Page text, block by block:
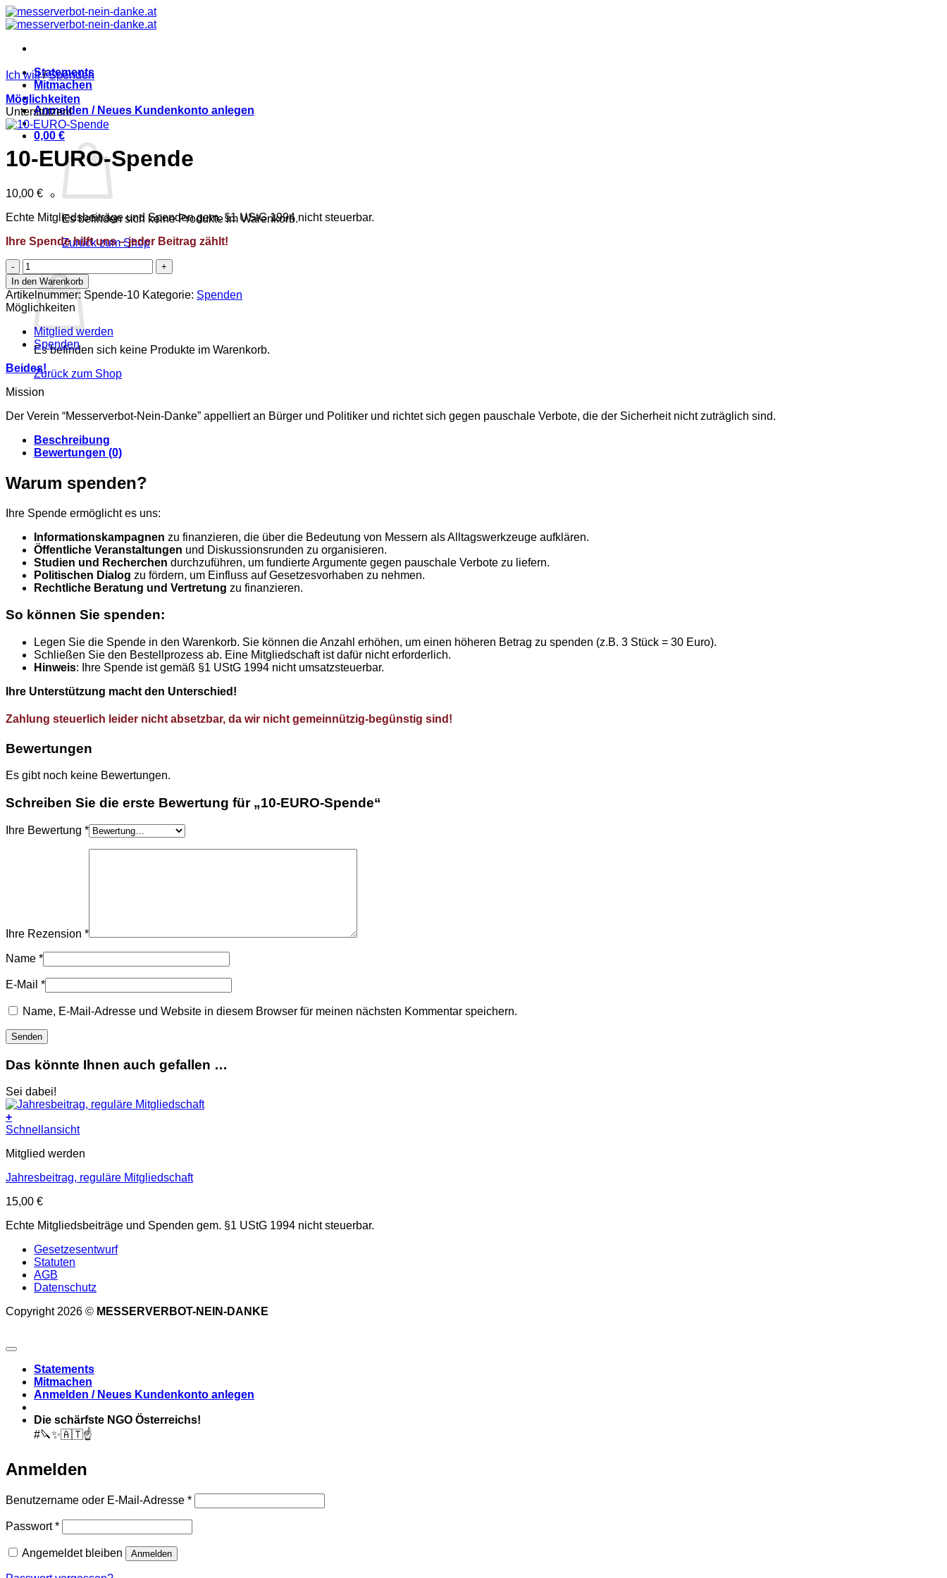
Zum
Inhalt
Statements
Mitmachen
Anmelden / Neues Kundenkonto anlegen
0,00 €
Es befinden sich keine Produkte im Warenkorb.
Zurück zum Shop
Es befinden sich keine Produkte im Warenkorb.
Zurück zum Shop
Ich will / Spenden
Möglichkeiten
Unterstützen!
10-EURO-Spende
10,00 €
Echte Mitgliedsbeiträge und Spenden gem. §1 UStG 1994 nicht steuerbar.
Ihre Spende hilft uns – jeder Beitrag zählt!
10-
EURO-
Spende
Menge
In den Warenkorb
Artikelnummer: Spende-10 Kategorie: Spenden
Möglichkeiten
Mitglied werden
Spenden
Beides!
Mission
Der Verein “Messerverbot-Nein-Danke” appelliert an Bürger und Politiker und richtet sich gegen pauschale Verbote, die der Sicherheit nicht zuträglich sind.
Beschreibung
Bewertungen (0)
Warum spenden?
Ihre Spende ermöglicht es uns:
Informationskampagnen zu finanzieren, die über die Bedeutung von Messern als Alltagswerkzeuge aufklären.
Öffentliche Veranstaltungen und Diskussionsrunden zu organisieren.
Studien und Recherchen durchzuführen, um fundierte Argumente gegen pauschale Verbote zu liefern.
Politischen Dialog zu fördern, um Einfluss auf Gesetzesvorhaben zu nehmen.
Rechtliche Beratung und Vertretung zu finanzieren.
So können Sie spenden:
Legen Sie die Spende in den Warenkorb. Sie können die Anzahl erhöhen, um einen höheren Betrag zu spenden (z.B. 3 Stück = 30 Euro).
Schließen Sie den Bestellprozess ab. Eine Mitgliedschaft ist dafür nicht erforderlich.
Hinweis: Ihre Spende ist gemäß §1 UStG 1994 nicht umsatzsteuerbar.
Ihre Unterstützung macht den Unterschied!
Zahlung steuerlich leider nicht absetzbar, da wir nicht gemeinnützig-begünstig sind!
Bewertungen
Es gibt noch keine Bewertungen.
Schreiben Sie die erste Bewertung für „10-EURO-Spende“
Ihre Bewertung *
Ihre Rezension *
Name *
E-Mail *
Name, E-Mail-Adresse und Website in diesem Browser für meinen nächsten Kommentar speichern.
Das könnte Ihnen auch gefallen …
Sei dabei!
+
Schnellansicht
Mitglied werden
Jahresbeitrag, reguläre Mitgliedschaft
15,00 €
Echte Mitgliedsbeiträge und Spenden gem. §1 UStG 1994 nicht steuerbar.
Gesetzesentwurf
Statuten
AGB
Datenschutz
Copyright 2026 © MESSERVERBOT-NEIN-DANKE
Statements
Mitmachen
Anmelden / Neues Kundenkonto anlegen
Die schärfste NGO Österreichs!
#🔪✨🇦🇹☝️
Anmelden
Benutzername oder E-Mail-Adresse *Erforderlich
Passwort*Erforderlich
Angemeldet bleiben Anmelden